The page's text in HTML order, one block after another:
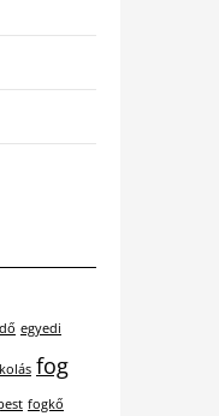
egyedi
fog
fogkő